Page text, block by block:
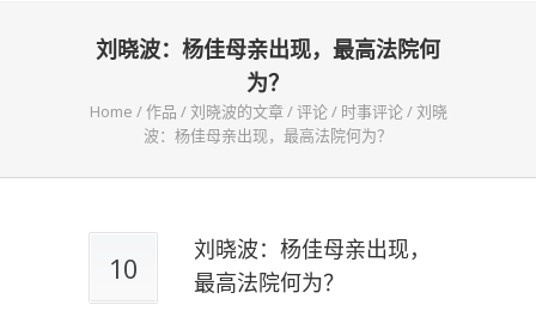
刘晓波：杨佳母亲出现，最高法院何
为？
Home /作品 /刘晓波的文章/评论/ 时事评论/刘晓
波：杨佳母亲出现，最高法院何为？
10
刘晓波：杨佳母亲出现，
最高法院何为？